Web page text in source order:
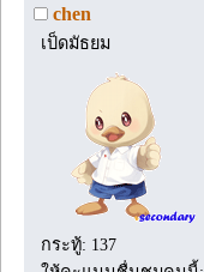
chen
เป็ดมัธยม
กระทู้: 137